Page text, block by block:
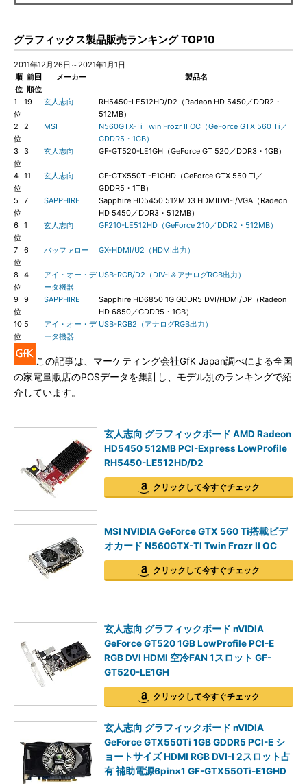
グラフィックス製品販売ランキング TOP10
2011年12月26日～2021年1月1日
順
位
前回
順位
メーカー 製品名
1
位
19 玄人志向
RH5450-LE512HD/D2（Radeon HD 5450／DDR2・
512MB）
2
位
2 MSI
N560GTX-Ti Twin Frozr II OC（GeForce GTX 560 Ti／
GDDR5・1GB）
3
位
3 玄人志向 GF-GT520-LE1GH（GeForce GT 520／DDR3・1GB）
4
位
11 玄人志向
GF-GTX550TI-E1GHD（GeForce GTX 550 Ti／
GDDR5・1TB）
5
位
7 SAPPHIRE
Sapphire HD5450 512MD3 HDMIDVI-I/VGA（Radeon
HD 5450／DDR3・512MB）
6
位
1 玄人志向 GF210-LE512HD（GeForce 210／DDR2・512MB）
7
位
6 バッファロー GX-HDMI/U2（HDMI出力）
8
位
4
アイ・オー・デ
ータ機器
USB-RGB/D2（DIV-I＆アナログRGB出力）
9
位
9 SAPPHIRE
Sapphire HD6850 1G GDDR5 DVI/HDMI/DP（Radeon
HD 6850／GDDR5・1GB）
10
位
5
アイ・オー・デ
ータ機器
USB-RGB2（アナログRGB出力）
この記事は、マーケティング会社GfK Japan調べによる全国
の家電量販店のPOSデータを集計し、モデル別のランキングで紹
介しています。
玄人志向 グラフィックボード AMD Radeon
HD5450 512MB PCI-Express LowProfile
RH5450-LE512HD/D2
クリックして今すぐチェック
MSI NVIDIA GeForce GTX 560 Ti搭載ビデ
オカード N560GTX-TI Twin Frozr II OC
クリックして今すぐチェック
玄人志向 グラフィックボード nVIDIA
GeForce GT520 1GB LowProfile PCI-E
RGB DVI HDMI 空冷FAN 1スロット GF-
GT520-LE1GH
クリックして今すぐチェック
玄人志向 グラフィックボード nVIDIA
GeForce GTX550Ti 1GB GDDR5 PCI-E シ
ョートサイズ HDMI RGB DVI-I 2スロット占
有 補助電源6pin×1 GF-GTX550Ti-E1GHD